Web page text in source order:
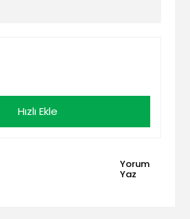
Hızlı Ekle
Yorum
Yaz